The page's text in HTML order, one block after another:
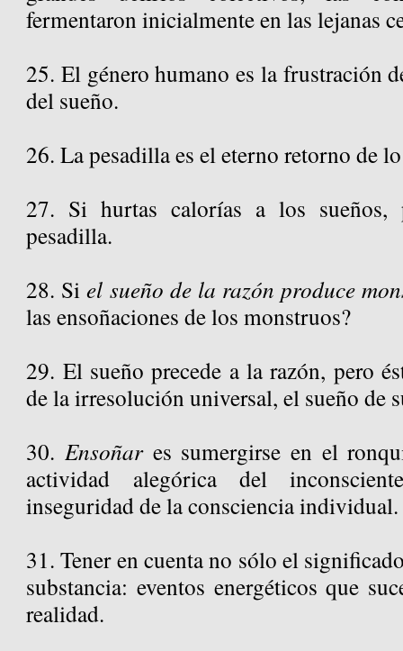
fermentaron inicialmente en las lejanas
25. El género humano es la frustración
del sueño.
26. La pesadilla es el eterno retorno de
27. Si hurtas calorías a los sueños,
pesadilla.
28. Siel sueño de la razón produce
las ensoñaciones de los monstruos?
29. El sueño precede a la razón, pero
de la irresolución universal, el sueño de
30. Ensoñares sumergirse en el
actividad alegórica del
inseguridad de la consciencia individual.
31. Tener en cuenta no sólo el
substancia: eventos energéticos que
realidad.